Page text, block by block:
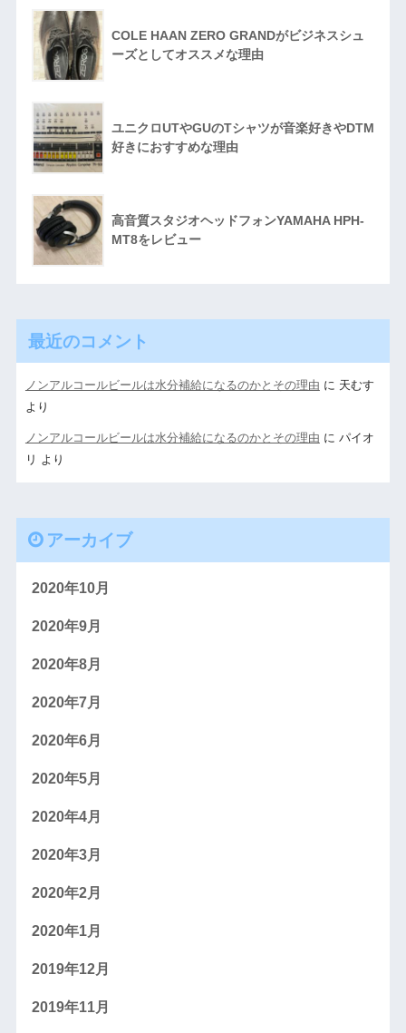
COLE HAAN ZERO GRANDがビジネスシュ
ーズとしてオススメな理由
ユニクロUTやGUのTシャツが音楽好きやDTM
好きにおすすめな理由
高音質スタジオヘッドフォンYAMAHA HPH-
MT8をレビュー
最近のコメント
ノンアルコールビールは水分補給になるのかとその理由 に 天むす
より
ノンアルコールビールは水分補給になるのかとその理由 に パイオ
リ より
アーカイブ
2020年10月
2020年9月
2020年8月
2020年7月
2020年6月
2020年5月
2020年4月
2020年3月
2020年2月
2020年1月
2019年12月
2019年11月